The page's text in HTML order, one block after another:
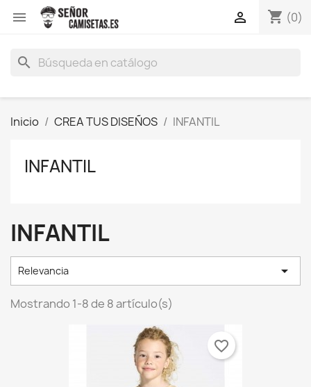
 shopping_cart (0)

search
Inicio CREA TUS DISEÑOS INFANTIL
INFANTIL
INFANTIL
Relevancia 
Mostrando 1-8 de 8 artículo(s)
favorite_border